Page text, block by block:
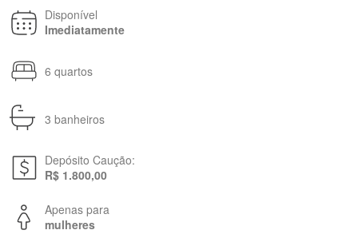
Disponível
Imediatamente
6 quartos
3 banheiros
Depósito Caução:
R$ 1.800,00
Apenas para
mulheres